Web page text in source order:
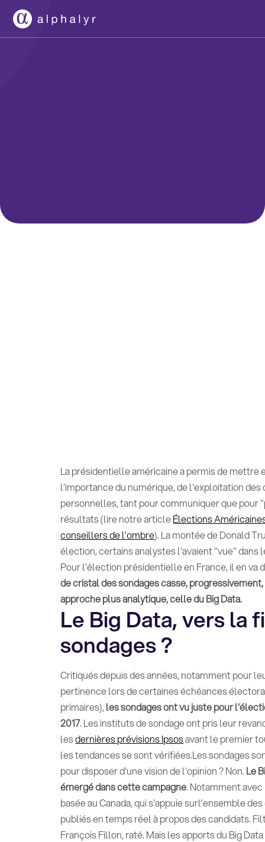
La présidentielle américaine a permis de mettre
l'importance du numérique, de l'exploitation des
personnelles, tant pour communiquer que pour
résultats (lire notre articleÉlections
conseillers de l’ombre). La montée de Donald
élection, certains analystes l'avaient "vue" dans
Pour l'élection présidentielle en France, il en va
de cristal des sondages casse,
approche plus analytique, celle du Big Data.
Le Big Data, vers la
sondages ?
Critiqués depuis des années, notamment pour
pertinence lors de certaines échéances
primaires),les sondages ont vu juste pour
2017. Les instituts de sondage ont pris leur
lesdernières prévisions Ipsosavant le premier
les tendances se sont vérifiées.Les sondages
pour disposer d'une vision de l'opinion ? Non. Le
émergé dans cette campagne. Notamment
basée au Canada, qui s'appuie surl’ensemble
publiés en temps réel à propos des candidats.
François Fillon, raté. Mais les apports du Big